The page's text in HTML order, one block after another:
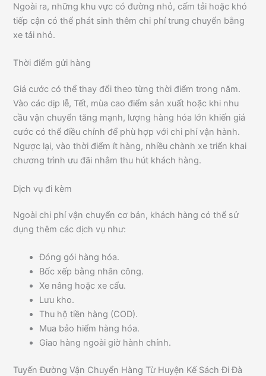
Ngoài ra, những khu vực có đường nhỏ, cấm tải hoặc khó
tiếp cận có thể phát sinh thêm chi phí trung chuyển bằng
xe tải nhỏ.
Thời điểm gửi hàng
Giá cước có thể thay đổi theo từng thời điểm trong năm.
Vào các dịp lễ, Tết, mùa cao điểm sản xuất hoặc khi nhu
cầu vận chuyển tăng mạnh, lượng hàng hóa lớn khiến giá
cước có thể điều chỉnh để phù hợp với chi phí vận hành.
Ngược lại, vào thời điểm ít hàng, nhiều chành xe triển khai
chương trình ưu đãi nhằm thu hút khách hàng.
Dịch vụ đi kèm
Ngoài chi phí vận chuyển cơ bản, khách hàng có thể sử
dụng thêm các dịch vụ như:
Đóng gói hàng hóa.
Bốc xếp bằng nhân công.
Xe nâng hoặc xe cẩu.
Lưu kho.
Thu hộ tiền hàng (COD).
Mua bảo hiểm hàng hóa.
Giao hàng ngoài giờ hành chính.
Tuyến Đường Vận Chuyển Hàng Từ Huyện Kế Sách Đi Đà